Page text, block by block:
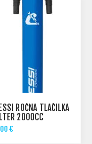
ROČNA TLAČILKA
2000CC
€